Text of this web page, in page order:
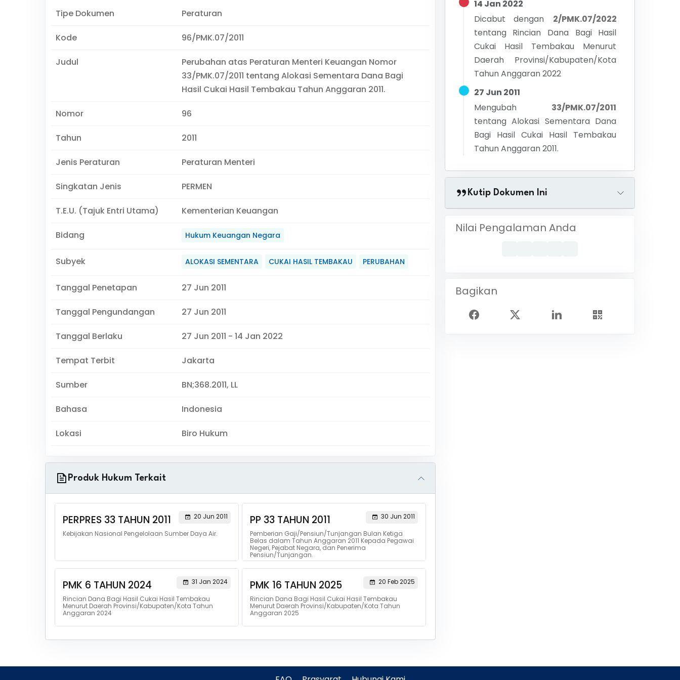
Tipe Dokumen Peraturan
Kode 96/PMK.07/2011
Judul
Perubahan atas Peraturan Menteri Keuangan Nomor
33/PMK.07/2011 tentang Alokasi Sementara Dana Bagi
Hasil Cukai Hasil Tembakau Tahun Anggaran 2011.
Nomor 96
Tahun 2011
Jenis Peraturan Peraturan Menteri
Singkatan Jenis PERMEN
T.E.U. (Tajuk Entri Utama) Kementerian Keuangan
Bidang Hukum Keuangan Negara
Subyek ALOKASI SEMENTARA CUKAI HASIL TEMBAKAU PERUBAHAN
Tanggal Penetapan 27 Jun 2011
Tanggal Pengundangan 27 Jun 2011
Tanggal Berlaku 27 Jun 2011 - 14 Jan 2022
Tempat Terbit Jakarta
Sumber BN;368.2011, LL
Bahasa Indonesia
Lokasi Biro Hukum
Produk Hukum Terkait
PERPRES 33 TAHUN 2011
20 Jun 2011
Kebijakan Nasional Pengelolaan Sumber Daya Air.
PP 33 TAHUN 2011
30 Jun 2011
Pemberian Gaji/Pensiun/Tunjangan Bulan Ketiga
Belas dalam Tahun Anggaran 2011 Kepada Pegawai
Negeri, Pejabat Negara, dan Penerima
Pensiun/Tunjangan.
PMK 6 TAHUN 2024
31 Jan 2024
Rincian Dana Bagi Hasil Cukai Hasil Tembakau
Menurut Daerah Provinsi/Kabupaten/Kota Tahun
Anggaran 2024
PMK 16 TAHUN 2025
20 Feb 2025
Rincian Dana Bagi Hasil Cukai Hasil Tembakau
Menurut Daerah Provinsi/Kabupaten/Kota Tahun
Anggaran 2025
14 Jan 2022
Dicabut dengan
2/PMK.07/2022
tentang Rincian Dana Bagi Hasil
Cukai Hasil Tembakau Menurut
Daerah Provinsi/Kabupaten/Kota
Tahun Anggaran 2022
27 Jun 2011
Mengubah
33/PMK.07/2011
tentangAlokasi Sementara Dana
Bagi Hasil Cukai Hasil Tembakau
Tahun Anggaran 2011.
Kutip Dokumen Ini
Nilai Pengalaman Anda
Bagikan